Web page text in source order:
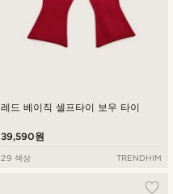
레드 베이직 셀프타이 보우 타이
39,590원
29 색상 TRENDHIM